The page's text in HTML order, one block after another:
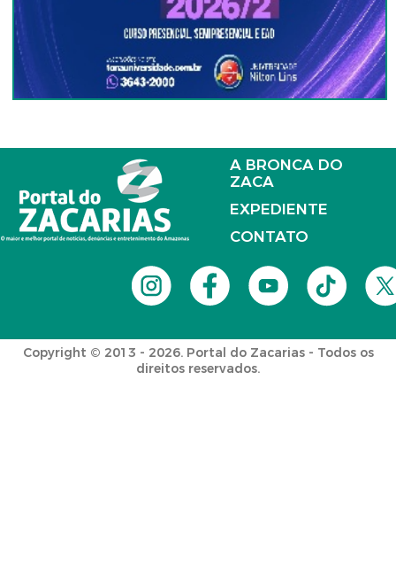
A BRONCA DO
ZACA
EXPEDIENTE
CONTATO
Copyright © 2013 - 2026. Portal do Zacarias - Todos os
direitos reservados.